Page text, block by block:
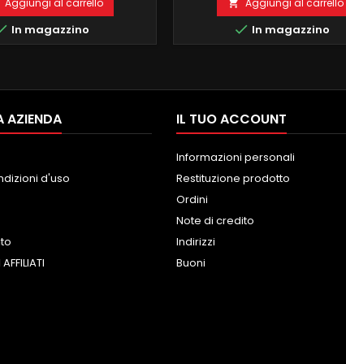
ROM ANDROID 11 carplay e
auto integrati wireless
MIRRORLINK COMPATIBILE
camera e aux
Aggiungi al carrello
In magazzino
DOTAZIONE, NESSUNA
MASCHERINA O CAVI WIFI
FUNZIONE MIRRORING
EUROPA ONLINE E
 Aggiungi al carrello
 In magazzino
AZIENDA
d'uso
IL TUO ACCOUNT
Informazioni personali
Restituzione prodotto
Ordini
Note di credito
Indirizzi
Buoni